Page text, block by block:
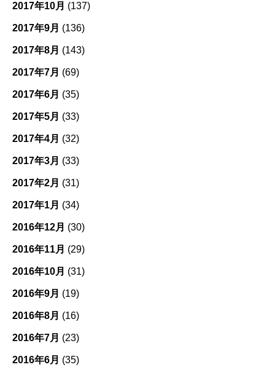
2017年10月 (137)
2017年9月 (136)
2017年8月 (143)
2017年7月 (69)
2017年6月 (35)
2017年5月 (33)
2017年4月 (32)
2017年3月 (33)
2017年2月 (31)
2017年1月 (34)
2016年12月 (30)
2016年11月 (29)
2016年10月 (31)
2016年9月 (19)
2016年8月 (16)
2016年7月 (23)
2016年6月 (35)